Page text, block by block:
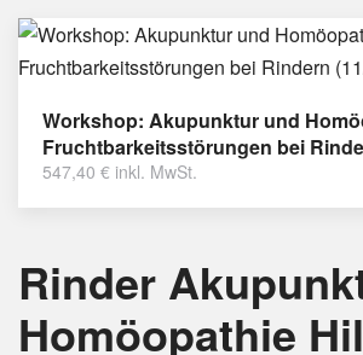
Workshop: Akupunktur und
Fruchtbarkeitsstörungen bei
547,40 € inkl. MwSt.
Rinder
Homöopathie